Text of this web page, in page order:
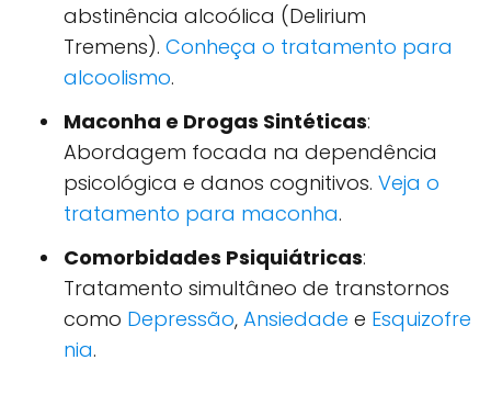
abstinência alcoólica (Delirium
Tremens). Conheça o tratamento para
alcoolismo.
Maconha e Drogas Sintéticas:
Abordagem focada na dependência
psicológica e danos cognitivos. Veja o
tratamento para maconha.
Comorbidades Psiquiátricas:
Tratamento simultâneo de transtornos
como Depressão, Ansiedade e Esquizofre
nia.